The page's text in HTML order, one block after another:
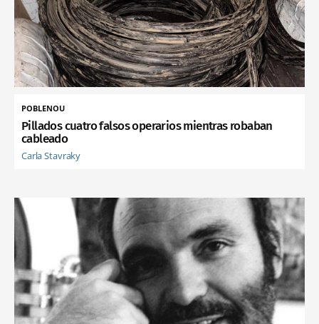
POBLENOU
Pillados cuatro falsos operarios mientras robaban
cableado
Carla Stavraky